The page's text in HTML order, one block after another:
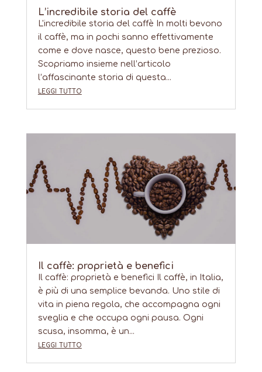
L’incredibile storia del caffè
L'incredibile storia del caffè In molti bevono
il caffè, ma in pochi sanno effettivamente
come e dove nasce, questo bene prezioso.
Scopriamo insieme nell’articolo
l’affascinante storia di questa...
leggi tutto
Il caffè: proprietà e benefici
Il caffè: proprietà e benefici Il caffè, in Italia,
è più di una semplice bevanda. Uno stile di
vita in piena regola, che accompagna ogni
sveglia e che occupa ogni pausa. Ogni
scusa, insomma, è un...
leggi tutto